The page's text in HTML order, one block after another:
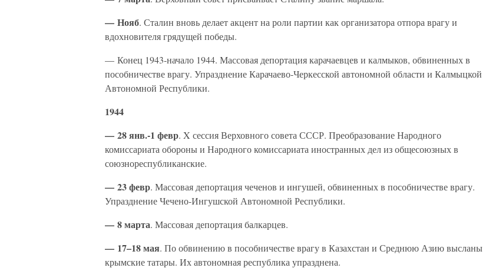
— Нояб. Сталин вновь делает акцент на роли партии как организатора отпора врагу и
вдохновителя грядущей победы.
— Конец 1943-начало 1944. Массовая депортация карачаевцев и калмыков, обвиненных в
пособничестве врагу. Упразднение Карачаево-Черкесской автономной области и Калмыцкой
Автономной Республики.
1944
— 28 янв.-1 февр. X сессия Верховного совета СССР. Преобразование Народного
комиссариата обороны и Народного комиссариата иностранных дел из общесоюзных в
союзнореспубликанские.
— 23 февр. Массовая депортация чеченов и ингушей, обвиненных в пособничестве врагу.
Упразднение Чечено-Ингушской Автономной Республики.
— 8 марта. Массовая депортация балкарцев.
— 17–18 мая. По обвинению в пособничестве врагу в Казахстан и Среднюю Азию высланы
крымские татары. Их автономная республика упразднена.